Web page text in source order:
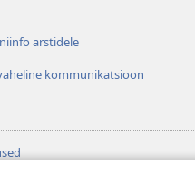
arstidele
kommunikatsioon